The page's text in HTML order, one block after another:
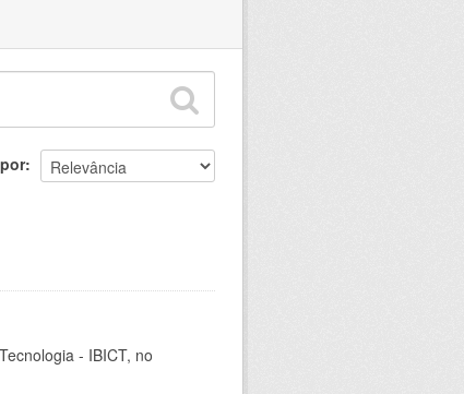
- IBICT, no